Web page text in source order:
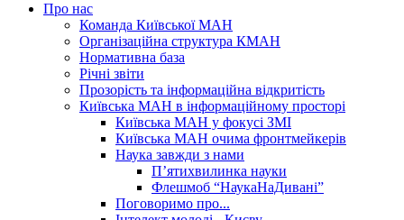
Про нас
Команда Київської МАН
Організаційна структура КМАН
Нормативна база
Річні звіти
Прозорість та інформаційна відкритість
Київська МАН в інформаційному просторі
Київська МАН у фокусі ЗМІ
Київська МАН очима фронтмейкерів
Наука завжди з нами
П’ятихвилинка науки
Флешмоб “НаукаНаДивані”
Поговоримо про...